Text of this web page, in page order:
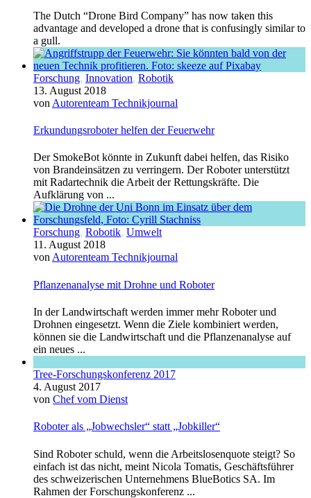
The Dutch “Drone Bird Company” has now taken this
advantage and developed a drone that is confusingly similar to
a gull.
Forschung, Innovation, Robotik
13. August 2018
von Autorenteam Technikjournal
Erkundungsroboter helfen der Feuerwehr
Der SmokeBot könnte in Zukunft dabei helfen, das Risiko
von Brandeinsätzen zu verringern. Der Roboter unterstützt
mit Radartechnik die Arbeit der Rettungskräfte. Die
Aufklärung von ...
Forschung, Robotik, Umwelt
11. August 2018
vonAutorenteam Technikjournal
Pflanzenanalyse mit Drohne und Roboter
In der Landwirtschaft werden immer mehr Roboter und
Drohnen eingesetzt. Wenn die Ziele kombiniert werden,
können sie die Landwirtschaft und die Pflanzenanalyse auf
ein neues ...
Tree-Forschungskonferenz 2017
4. August 2017
von Chef vom Dienst
Roboter als „Jobwechsler“ statt „Jobkiller“
Sind Roboter schuld, wenn die Arbeitslosenquote steigt? So
einfach ist das nicht, meint Nicola Tomatis, Geschäftsführer
des schweizerischen Unternehmens BlueBotics SA. Im
Rahmen der Forschungskonferenz ...